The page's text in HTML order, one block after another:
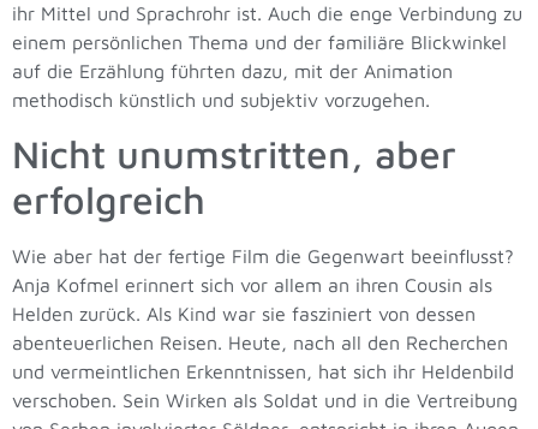
ihr Mittel und Sprachrohr ist. Auch die enge Verbindung zu
einem persönlichen Thema und der familiäre Blickwinkel
auf die Erzählung führten dazu, mit der Animation
methodisch künstlich und subjektiv vorzugehen.
Nicht unumstritten, aber
erfolgreich
Wie aber hat der fertige Film die Gegenwart beeinflusst?
Anja Kofmel erinnert sich vor allem an ihren Cousin als
Helden zurück. Als Kind war sie fasziniert von dessen
abenteuerlichen Reisen. Heute, nach all den Recherchen
und vermeintlichen Erkenntnissen, hat sich ihr Heldenbild
verschoben. Sein Wirken als Soldat und in die Vertreibung